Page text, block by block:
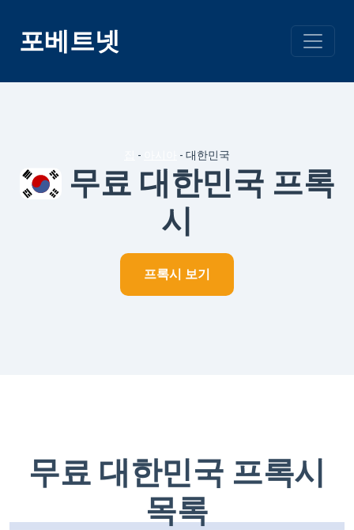
포베트넷
- - 대한민국
무료 대한민국 프록
시
프록시 보기
무료 대한민국 프록시
목록